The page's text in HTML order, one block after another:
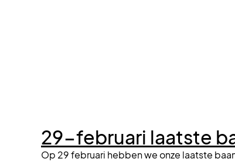
29-februari laatste
Op 29 februari hebben we onze laatste